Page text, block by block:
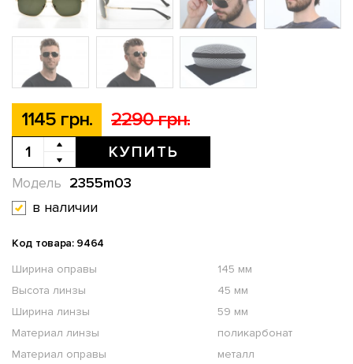
1145 грн. 2290 грн.
КУПИТЬ
2355m03
Модель
в наличии
Код товара: 9464
Ширина оправы
145 мм
Высота линзы
45 мм
Ширина линзы
59 мм
Материал линзы
поликарбонат
Материал оправы
металл